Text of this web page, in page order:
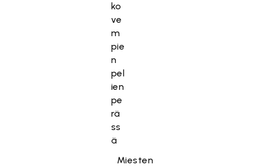
Hyväksy markkinointievästeet
ko
ve
m
pie
n
pel
ien
pe
rä
ss
ä
Miesten